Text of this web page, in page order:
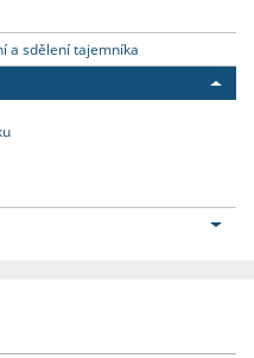
a sdělení tajemníka